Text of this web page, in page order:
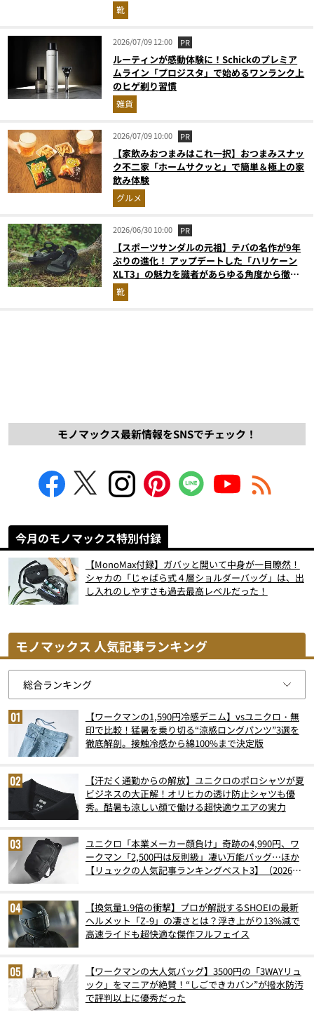
靴
2026/07/09 12:00 PR
ルーティンが感動体験に！Schickのプレミア
ムライン「プロジスタ」で始めるワンランク上
のヒゲ剃り習慣
雑貨
2026/07/09 10:00 PR
【家飲みおつまみはこれ一択】おつまみスナッ
ク不二家「ホームサクッと」で簡単＆極上の家
飲み体験
グルメ
2026/06/30 10:00 PR
【スポーツサンダルの元祖】テバの名作が9年
ぶりの進化！ アップデートした「ハリケーン
XLT3」の魅力を識者があらゆる角度から徹底
解説！
靴
モノマックス最新情報をSNSでチェック！
今月のモノマックス特別付録
【MonoMax付録】ガバッと開いて中身が一目瞭然！
シャカの「じゃばら式４層ショルダーバッグ」は、出
し入れのしやすさも過去最高レベルだった！
モノマックス 人気記事ランキング
【ワークマンの1,590円冷感デニム】vsユニクロ・無
印で比較！猛暑を乗り切る“涼感ロングパンツ”3選を
徹底解剖。接触冷感から綿100%まで決定版
【汗だく通勤からの解放】ユニクロのポロシャツが夏
ビジネスの大正解！オリヒカの透け防止シャツも優
秀。酷暑も涼しい顔で働ける超快適ウエアの実力
ユニクロ「本業メーカー顔負け」奇跡の4,990円、ワ
ークマン「2,500円は反則級」凄い万能バッグ…ほか
【リュックの人気記事ランキングベスト3】（2026年
【換気量1.9倍の衝撃】プロが解説するSHOEIの最新
ヘルメット「Z-9」の凄さとは？浮き上がり13%減で
高速ライドも超快適な傑作フルフェイス
【ワークマンの大人気バッグ】3500円の「3WAYリュ
ック」をマニアが絶賛！“しごできカバン”が撥水防汚
で評判以上に優秀だった